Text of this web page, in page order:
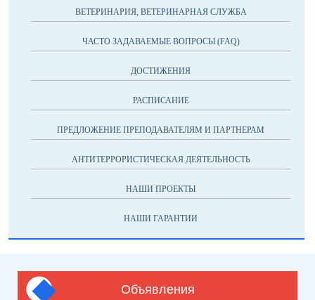
ВЕТЕРИНАРИЯ, ВЕТЕРИНАРНАЯ СЛУЖБА
ЧАСТО ЗАДАВАЕМЫЕ ВОПРОСЫ (FAQ)
ДОСТИЖЕНИЯ
РАСПИСАНИЕ
ПРЕДЛОЖЕНИЕ ПРЕПОДАВАТЕЛЯМ И ПАРТНЕРАМ
АНТИТЕРРОРИСТИЧЕСКАЯ ДЕЯТЕЛЬНОСТЬ
НАШИ ПРОЕКТЫ
НАШИ ГАРАНТИИ
Объявления